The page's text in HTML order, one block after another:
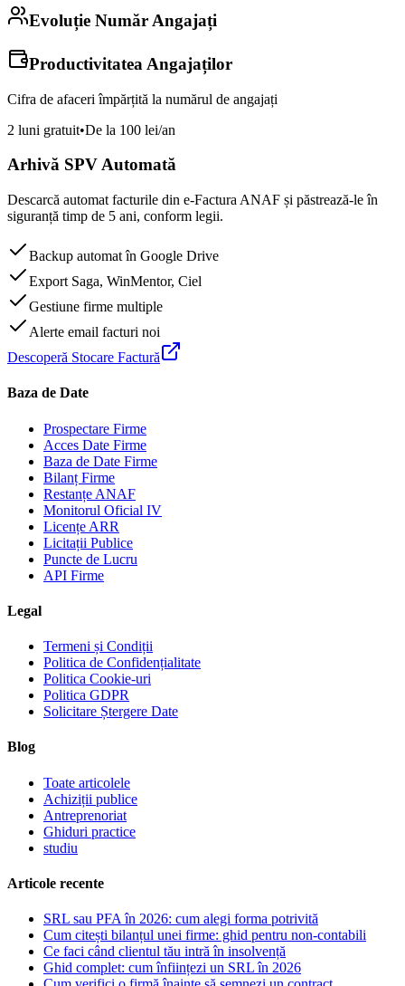
Evoluție Număr Angajați
Productivitatea Angajaților
Cifra de afaceri împărțită la numărul de angajați
2 luni gratuit•De la 100 lei/an
Arhivă SPV Automată
Descarcă automat facturile din e-Factura ANAF și păstrează-le în
siguranță timp de 5 ani, conform legii.
Backup automat în Google Drive
Export Saga, WinMentor, Ciel
Gestiune firme multiple
Alerte email facturi noi
Descoperă Stocare Factură
Baza de Date
Prospectare Firme
Acces Date Firme
Baza de Date Firme
Bilanț Firme
Restanțe ANAF
Monitorul Oficial IV
Licențe ARR
Licitații Publice
Puncte de Lucru
API Firme
Legal
Termeni și Condiții
Politica de Confidențialitate
Politica Cookie-uri
Politica GDPR
Solicitare Ștergere Date
Blog
Toate articolele
Achiziții publice
Antreprenoriat
Ghiduri practice
studiu
Articole recente
SRL sau PFA în 2026: cum alegi forma potrivită
Cum citești bilanțul unei firme: ghid pentru non-contabili
Ce faci când clientul tău intră în insolvență
Ghid complet: cum înființezi un SRL în 2026